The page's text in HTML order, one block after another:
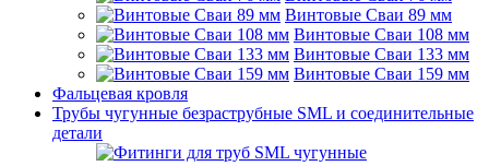
Винтовые Сваи 89 мм
Винтовые Сваи 108 мм
Винтовые Сваи 133 мм
Винтовые Сваи 159 мм
Фальцевая кровля
Трубы чугунные безраструбные SML и соединительные
детали